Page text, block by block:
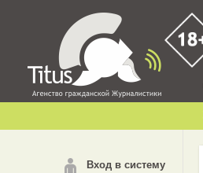
Вход в систему